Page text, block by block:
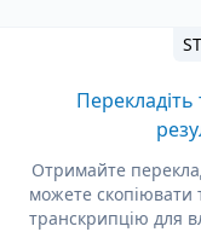
Отримайте
можете скопіювати
транскрипцію для